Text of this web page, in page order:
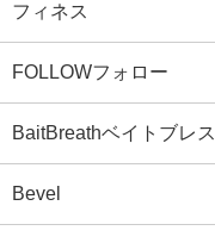
フィネス
FOLLOWフォロー
BaitBreathベイトブレス
Bevel